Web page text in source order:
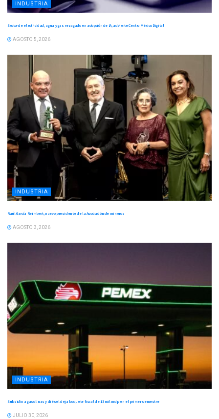
INDUSTRIA
Sector de electricidad, agua y gas rezagado en adopción de IA, advierte Centro México Digital
AGOSTO 5, 2026
INDUSTRIA
Raúl García Reimbert, nuevo presidente de la Asociación de mineros
AGOSTO 3, 2026
INDUSTRIA
Subsidio a gasolinas y diésel deja boquete fiscal de 13 mil mdp en el primer semestre
JULIO 30, 2026